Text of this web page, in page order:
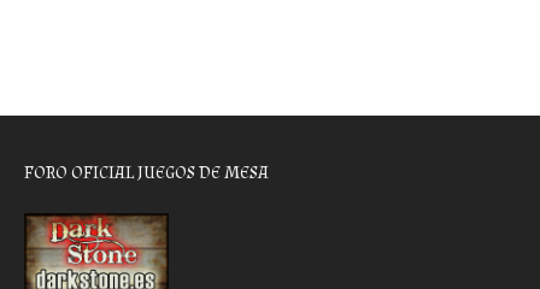
FORO OFICIAL JUEGOS DE MESA